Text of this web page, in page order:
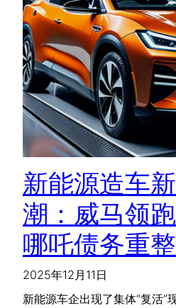
新能源造车
潮：威马领
哪吒债务重整
2025年12月11日
新能源车企出现了集体“复活”